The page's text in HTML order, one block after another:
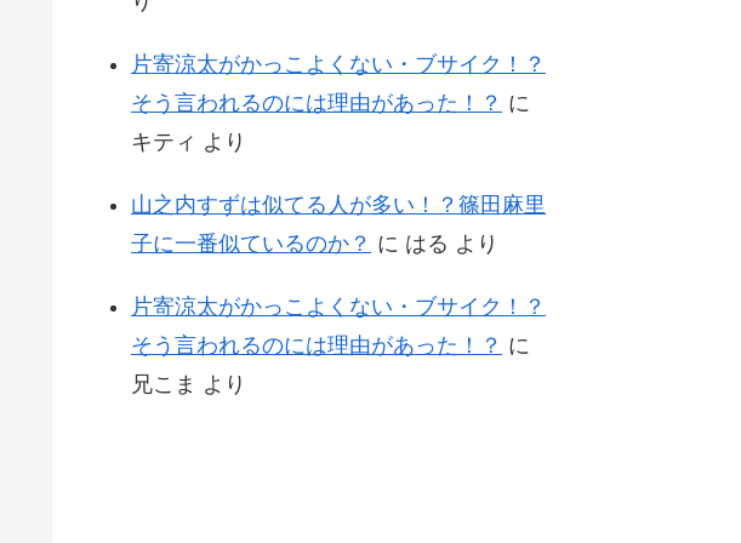
片寄涼太がかっこよくない・ブサイク！？
そう言われるのには理由があった！？ に
キティ より
山之内すずは似てる人が多い！？篠田麻里
子に一番似ているのか？ に はる より
片寄涼太がかっこよくない・ブサイク！？
そう言われるのには理由があった！？ に
兄こま より